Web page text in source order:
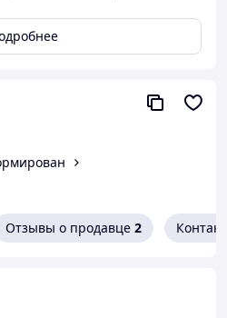
блоком и
коробкой с
защиту от коррозии и
холодильную машину,
воздухоохладитель
колодками
Отзывы о продавце 2